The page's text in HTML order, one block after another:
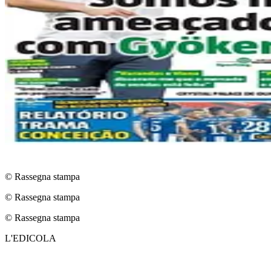
© Rassegna stampa
© Rassegna stampa
© Rassegna stampa
L'EDICOLA